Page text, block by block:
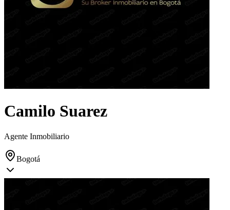
Camilo Suarez
Agente Inmobiliario
Bogotá